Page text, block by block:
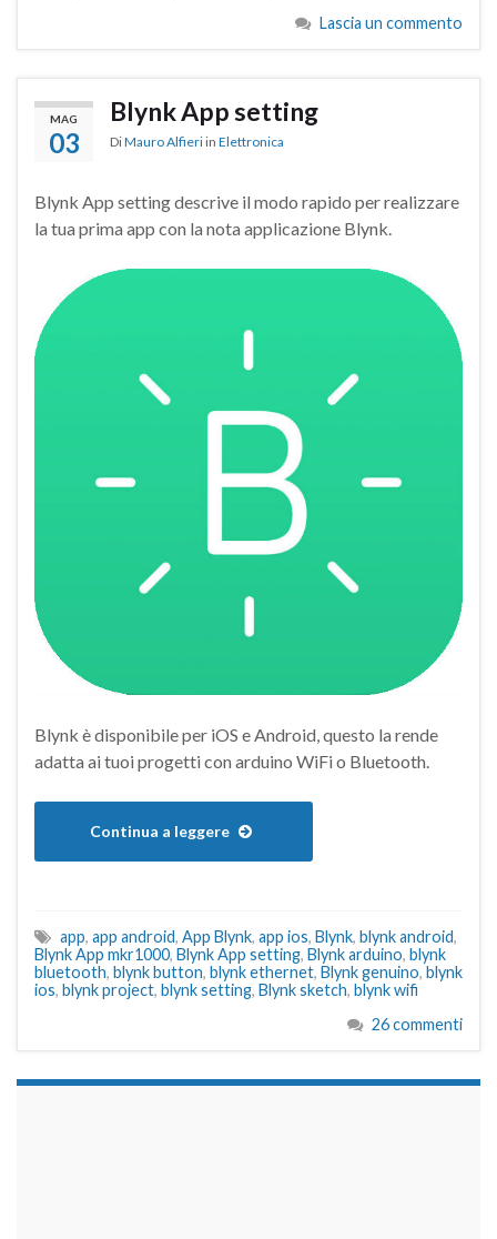
Lascia un commento
MAG
03
Blynk App setting
DiMauro Alfieri in Elettronica
Blynk App setting descrive il modo rapido per realizzare
la tua prima app con la nota applicazione Blynk.
Blynk è disponibile per iOS e Android, questo la rende
adatta ai tuoi progetti con arduino WiFi o Bluetooth.
Continua a leggere
app, app android, App Blynk, app ios, Blynk, blynk android,
Blynk App mkr1000, Blynk App setting, Blynk arduino, blynk
bluetooth, blynk button, blynk ethernet, Blynk genuino, blynk
ios, blynk project, blynk setting, Blynk sketch, blynk wifi
26 commenti